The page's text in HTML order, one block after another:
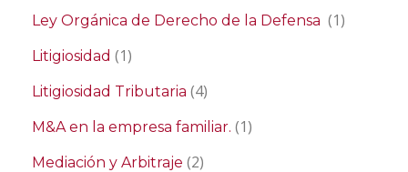
Ley Orgánica de Derecho de la Defensa (1)
Litigiosidad (1)
Litigiosidad Tributaria (4)
M&A en la empresa familiar. (1)
Mediación y Arbitraje (2)